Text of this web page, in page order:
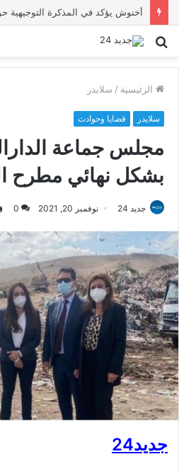
بحث
الرئيسية / سلايدر
سلايدر قضايا وحوادث
مجلس جماعة
بشكل نهائي مطرح
جديد 24 نوفمبر 20, 2021 0
جديد24